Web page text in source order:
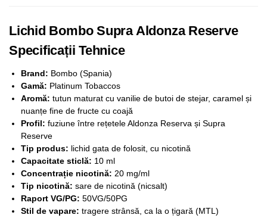
Lichid Bombo Supra Aldonza Reserve
Specificații Tehnice
Brand: Bombo (Spania)
Gamă: Platinum Tobaccos
Aromă: tutun maturat cu vanilie de butoi de stejar, caramel și
nuanțe fine de fructe cu coajă
Profil: fuziune între rețetele Aldonza Reserva și Supra
Reserve
Tip produs: lichid gata de folosit, cu nicotină
Capacitate sticlă: 10 ml
Concentrație nicotină: 20 mg/ml
Tip nicotină: sare de nicotină (nicsalt)
Raport VG/PG: 50VG/50PG
Stil de vapare: tragere strânsă, ca la o țigară (MTL)